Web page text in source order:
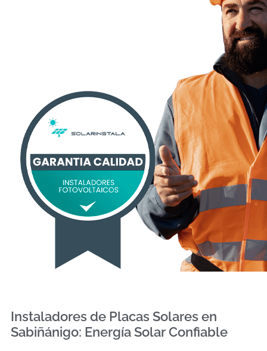
Instaladores de Placas Solares en
Sabiñánigo: Energía Solar Confiable